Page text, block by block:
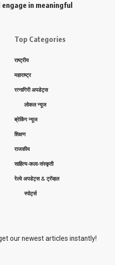
in meaningful
Top Categories
राष्ट्रीय
महाराष्ट्र
रत्नागिरी अपडेट्स
लोकल न्यूज
ब्रेकिंग न्यूज
शिक्षण
राजकीय
साहित्य-कला-संस्कृती
रेल्वे अपडेट्स & ट्रॅव्हल
स्पोर्ट्स
our newest articles instantly!